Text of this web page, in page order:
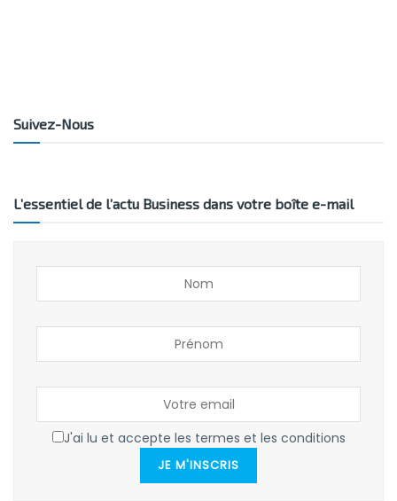
Suivez-Nous
L’essentiel de l’actu Business dans votre boîte e-mail
J'ai lu et accepte les termes et les conditions
JE M'INSCRIS